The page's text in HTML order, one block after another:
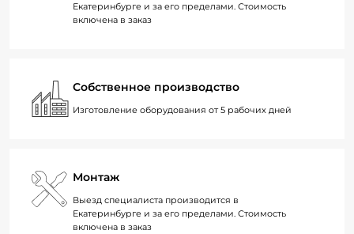
Екатеринбурге и за его пределами. Стоимость
включена в заказ
Собственное производство
Изготовление оборудования от 5 рабочих дней
Монтаж
Выезд специалиста производится в
Екатеринбурге и за его пределами. Стоимость
включена в заказ